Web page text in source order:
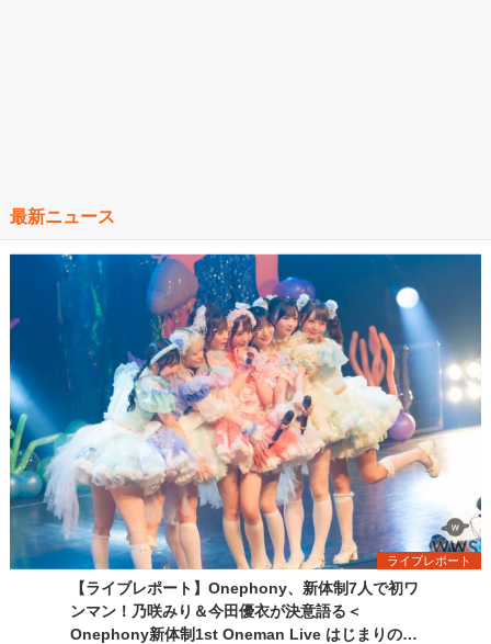
最新ニュース
ライブレポート
【ライブレポート】Onephony、新体制7人で初ワ
ンマン！乃咲みり＆今田優衣が決意語る＜
Onephony新体制1st Oneman Live はじまりの夏